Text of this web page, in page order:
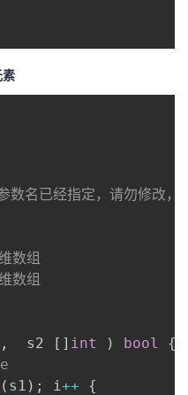
素
名已经指定，请勿修改，
数组
数组
,
  s2
[ ] int ) bool
{
( s1 ) ; i++
{